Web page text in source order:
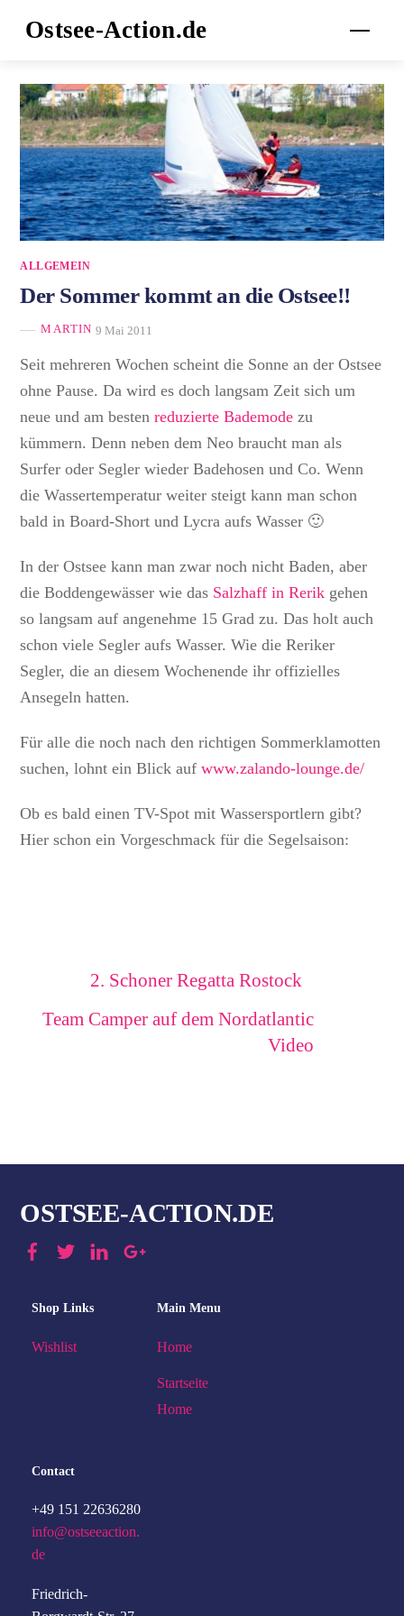
Ostsee-Action.de
ALLGEMEIN
Der Sommer kommt an die Ostsee!!
MARTIN 9 Mai 2011
Seit mehreren Wochen scheint die Sonne an der Ostsee
ohne Pause. Da wird es doch langsam Zeit sich um
neue und am bestenreduzierte Bademode zu
kümmern. Denn neben dem Neo braucht man als
Surfer oder Segler wieder Badehosen und Co. Wenn
die Wassertemperatur weiter steigt kann man schon
bald in Board-Short und Lycra aufs Wasser 🙂
In der Ostsee kann man zwar noch nicht Baden, aber
die Boddengewässer wie das Salzhaff in Rerik gehen
so langsam auf angenehme 15 Grad zu. Das holt auch
schon viele Segler aufs Wasser. Wie die Reriker
Segler, die an diesem Wochenende ihr offizielles
Ansegeln hatten.
Für alle die noch nach den richtigen Sommerklamotten
suchen, lohnt ein Blick aufwww.zalando-lounge.de/
Ob es bald einen TV-Spot mit Wassersportlern gibt?
Hier schon ein Vorgeschmack für die Segelsaison:
2. Schoner Regatta Rostock
Team Camper auf dem Nordatlantic
Video
OSTSEE-ACTION.DE
Shop Links
Wishlist
Main Menu
Home
Startseite
Home
Contact
+49 151 22636280
info@ostseeaction.
de
Friedrich-